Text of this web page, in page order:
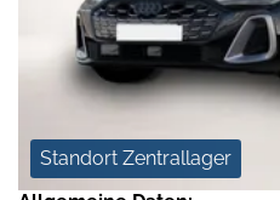
Standort Zentrallager